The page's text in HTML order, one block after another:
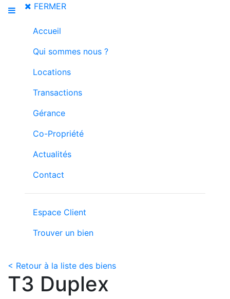
FERMER
Accueil
Qui sommes nous ?
Locations
Transactions
Gérance
Co-Propriété
Actualités
Contact
Espace Client
Trouver un bien
< Retour à la liste des biens
T3 Duplex